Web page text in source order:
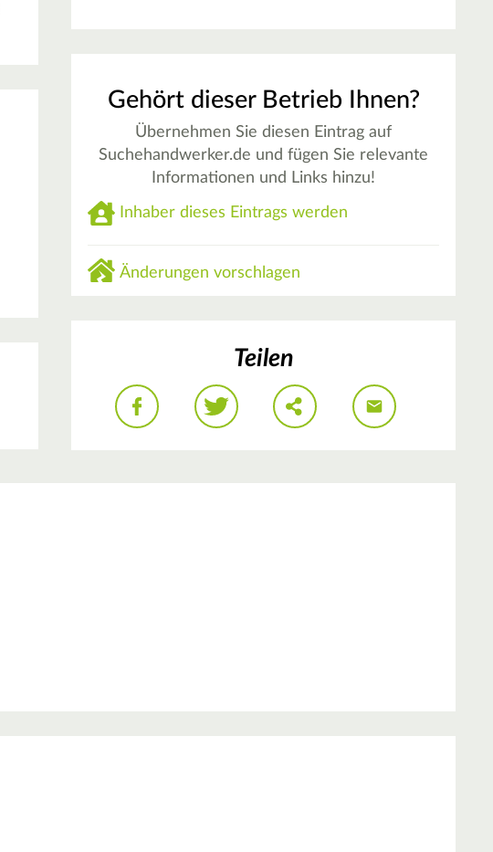
Gehört dieser Betrieb Ihnen?
Übernehmen Sie diesen Eintrag auf
Suchehandwerker.de und fügen Sie relevante
Informationen und Links hinzu!
Inhaber dieses Eintrags werden
Änderungen vorschlagen
Teilen